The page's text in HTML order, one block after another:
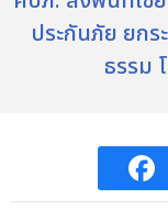
ประกันภัย ยก
ธรรม